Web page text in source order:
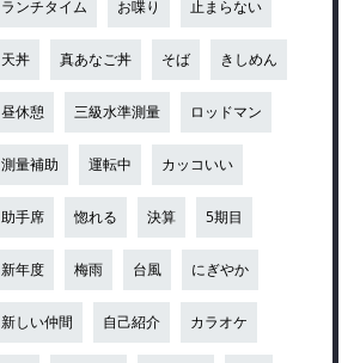
ランチタイム お喋り 止まらない
天丼 真あなご丼 そば きしめん
昼休憩 三級水準測量 ロッドマン
測量補助 運転中 カッコいい
助手席 惚れる 決算 5期目
新年度 梅雨 台風 にぎやか
新しい仲間 自己紹介 カラオケ